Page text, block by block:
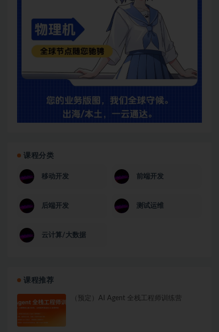
课程分类
移动开发 前端开发
后端开发 测试运维
云计算/大数据
课程推荐
（预定）AI Agent 全栈工程师训练营